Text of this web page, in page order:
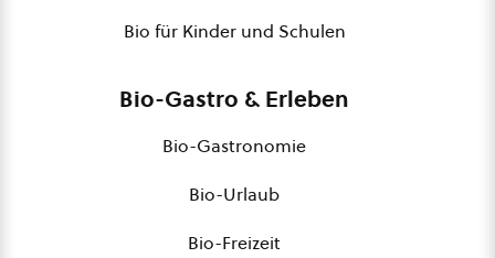
Bio für Kinder und Schulen
Bio-Gastro & Erleben
Bio-Gastronomie
Bio-Urlaub
Bio-Freizeit